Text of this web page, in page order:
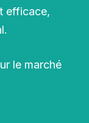
efficace,
le marché